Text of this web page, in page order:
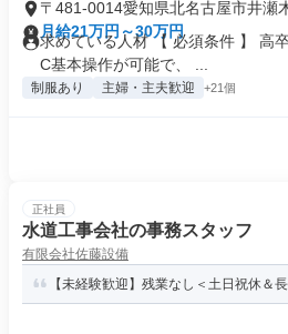
〒481-0014愛知県北名古屋市井瀬
月給21万円～30万円
求めている人材 【 必須条件 】 高
C基本操作が可能で、 ...
制服あり 主婦・主夫歓迎 +21個
正社員
水道工事会社の事務スタッフ
有限会社佐藤設備
【未経験歓迎】残業なし＜土日祝休＆